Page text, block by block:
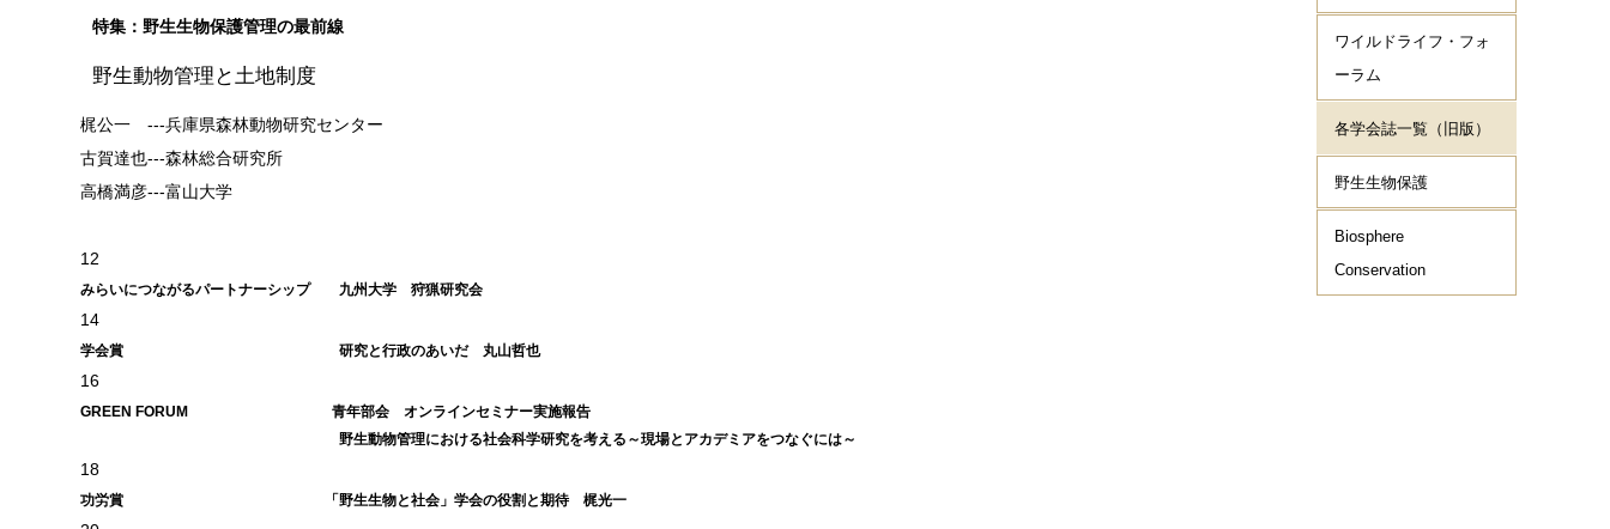
特集：野生生物保護管理の最前線
野生動物管理と土地制度
梶公一 ---兵庫県森林動物研究センター
古賀達也---森林総合研究所
高橋満彦---富山大学
12
みらいにつながるパートナーシップ 九州大学 狩猟研究会
14
学会賞 研究と行政のあいだ 丸山哲也
16
GREEN FORUM 青年部会 オンラインセミナー実施報告
野生動物管理における社会科学研究を考える～現場とアカデミアをつなぐには～
18
功労賞 「野生生物と社会」学会の役割と期待 梶光一
ワイルドライフ・フォ
ーラム
各学会誌一覧（旧版）
野生生物保護
Biosphere
Conservation